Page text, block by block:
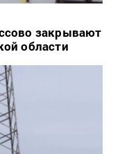
закрывают
области